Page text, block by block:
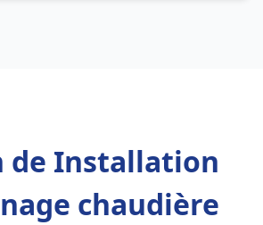
de Installation
chaudière